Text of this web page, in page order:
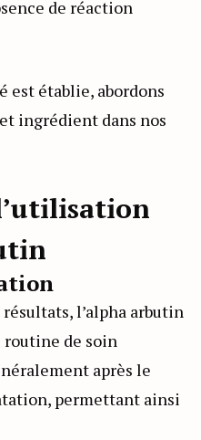
de réaction
est établie, abordons
ingrédient dans nos
l’alpha arbutin
de soin
après le
permettant ainsi